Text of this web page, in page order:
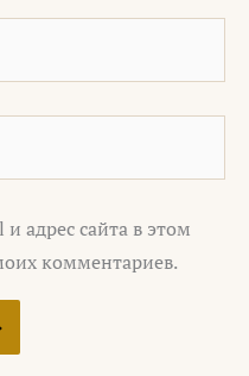
адрес сайта в этом
комментариев.